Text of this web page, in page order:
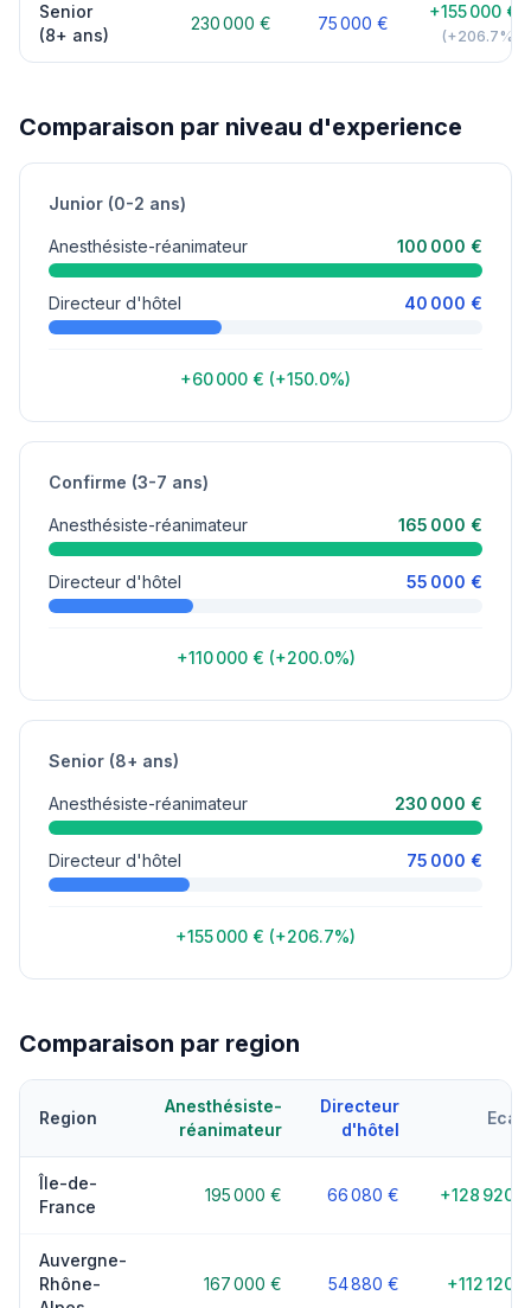
Senior
(8+ ans)
230 000 € 75 000 €
+155 000 €
(+206.7%)
Comparaison par niveau d'experience
Junior (0-2 ans)
Anesthésiste-réanimateur 100 000 €
Directeur d'hôtel 40 000 €
+60 000 € (+150.0%)
Confirme (3-7 ans)
Anesthésiste-réanimateur 165 000 €
Directeur d'hôtel 55 000 €
+110 000 € (+200.0%)
Senior (8+ ans)
Anesthésiste-réanimateur 230 000 €
Directeur d'hôtel 75 000 €
+155 000 € (+206.7%)
Comparaison par region
Region
Anesthésiste-
réanimateur
Directeur
d'hôtel
Ecart
Île-de-
France
195 000 € 66 080 € +128 920 €
Auvergne-
Rhône-
167 000 € 54 880 € +112 120 €